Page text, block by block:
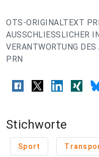
OTS-ORIGINALTEXT
AUSSCHLIESSLICHER
VERANTWORTUNG
PRN
Stichworte
Sport